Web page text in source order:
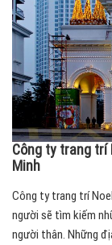
Công ty trang trí
Minh
Công ty trang trí
người sẽ tìm kiếm
người thân. Những